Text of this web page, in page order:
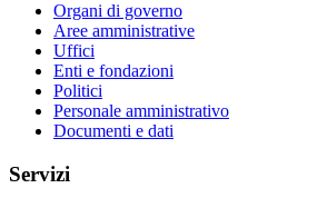
Organi di governo
Aree amministrative
Uffici
Enti e fondazioni
Politici
Personale amministrativo
Documenti e dati
Servizi